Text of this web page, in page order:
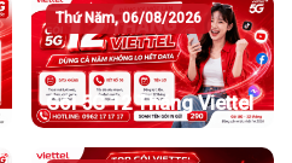
Thứ Năm, 06/08/2026
Gói 5G 12 Tháng Viettel